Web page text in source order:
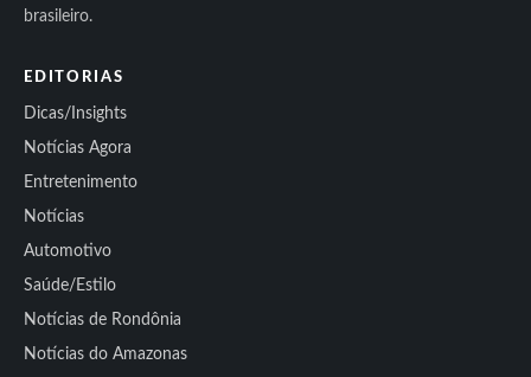
brasileiro.
EDITORIAS
Dicas/Insights
Notícias Agora
Entretenimento
Notícias
Automotivo
Saúde/Estilo
Notícias de Rondônia
Notícias do Amazonas